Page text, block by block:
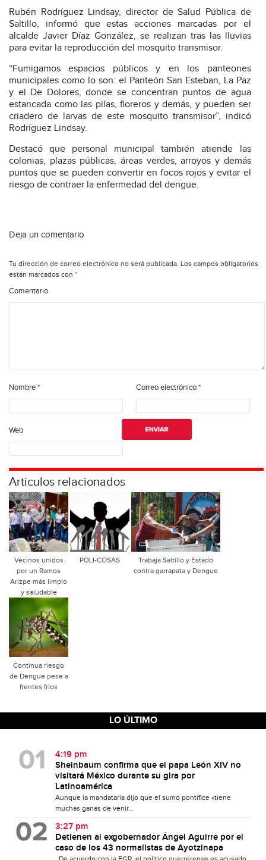
Rubén Rodríguez Lindsay, director de Salud Pública de
Saltillo, informó que estas acciones marcadas por el
alcalde Javier Díaz González, se realizan tras las lluvias
para evitar la reproducción del mosquito transmisor.
“Fumigamos espacios públicos y en los panteones
municipales como lo son: el Panteón San Esteban, La Paz
y el De Dolores, donde se concentran puntos de agua
estancada como las pilas, floreros y demás, y pueden ser
criadero de larvas de este mosquito transmisor”, indicó
Rodríguez Lindsay.
Destacó que personal municipal también atiende las
colonias, plazas públicas, áreas verdes, arroyos y demás
puntos que se pueden convertir en focos rojos y evitar el
riesgo de contraer la enfermedad del dengue.
Deja un comentario
Tu dirección de correo electrónico no será publicada. Los campos obligatorios
están marcados con *
Comentario
Nombre* Correo electrónico*
Web
Articulos relacionados
Vecinos unidos
por un Ramos
Arizpe más limpio
y saludable
POLI-COSAS
Trabaja Saltillo y Estado
contra garrapata y Dengue
Continua riesgo
de Dengue pese a
frentes fríos
LO ÚLTIMO
4:19 pm
Sheinbaum confirma que el papa León XIV no
visitará México durante su gira por
Latinoamérica
Aunque la mandataria dijo que el sumo pontífice «tiene
muchas ganas de venir...
3:27 pm
Detienen al exgobernador Ángel Aguirre por el
caso de los 43 normalistas de Ayotzinapa